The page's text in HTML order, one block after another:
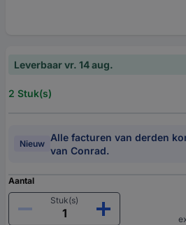
Leverbaar vr. 14 aug.
2 Stuk(s)
Nieuw
Alle facturen van derden
van Conrad.
Aantal
Stuk(s)